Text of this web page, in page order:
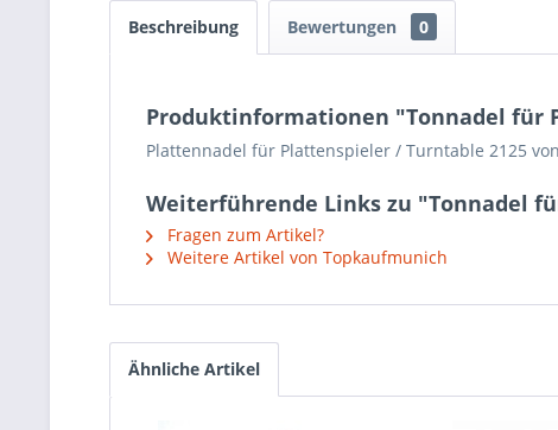
Beschreibung Bewertungen 0
Produktinformationen "Tonnadel für
Plattennadel für Plattenspieler / Turntable 2125
Weiterführende Links zu "Tonnadel
Fragen zum Artikel?
Weitere Artikel von Topkaufmunich
Ähnliche Artikel